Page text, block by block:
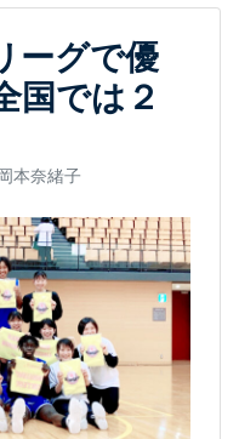
ーグで優
国では２
本奈緒子